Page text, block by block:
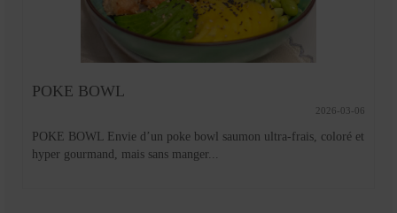
POKE BOWL
2026-03-06
POKE BOWL Envie d’un poke bowl saumon ultra-frais, coloré et
hyper gourmand, mais sans manger...